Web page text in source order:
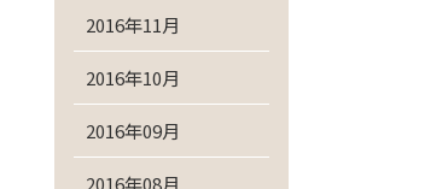
2016年11月
2016年10月
2016年09月
2016年08月